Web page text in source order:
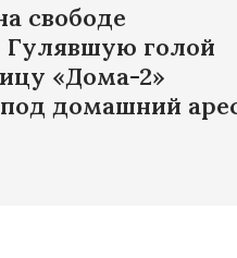
свободе
Гулявшую голой
«Дома-2»
домашний